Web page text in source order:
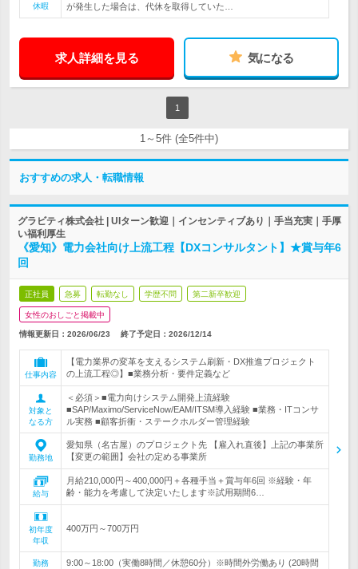
休暇
が発生した場合は、代休を取得していた…
求人詳細を見る 気になる
1
1～5件 (全5件中)
おすすめの求人・転職情報
グラビティ株式会社 | UIターン歓迎｜インセンティブあり｜手当充実｜手厚
い福利厚生
《愛知》電力会社向け上流工程【DXコンサルタント】★賞与年6
回
正社員 急募 転勤なし 学歴不問 第二新卒歓迎
女性のおしごと掲載中
情報更新日：2026/06/23 終了予定日： 2026/12/14
仕事内容
【電力業界の変革を支えるシステム刷新・DX推進プロジェクト
の上流工程◎】■業務分析・要件定義など
対象と
なる方
＜必須＞■電力向けシステム開発上流経験
■SAP/Maximo/ServiceNow/EAM/ITSM導入経験 ■業務・ITコンサ
ル実務 ■顧客折衝・ステークホルダー管理経験
勤務地
愛知県（名古屋）のプロジェクト先 【雇入れ直後】上記の事業所
【変更の範囲】会社の定める事業所
給与
月給210,000円～400,000円＋各種手当＋賞与年6回 ※経験・年
齢・能力を考慮して決定いたします※試用期間6…
初年度
年収
400万円～700万円
勤務
9:00～18:00（実働8時間／休憩60分）※時間外労働あり (20時間